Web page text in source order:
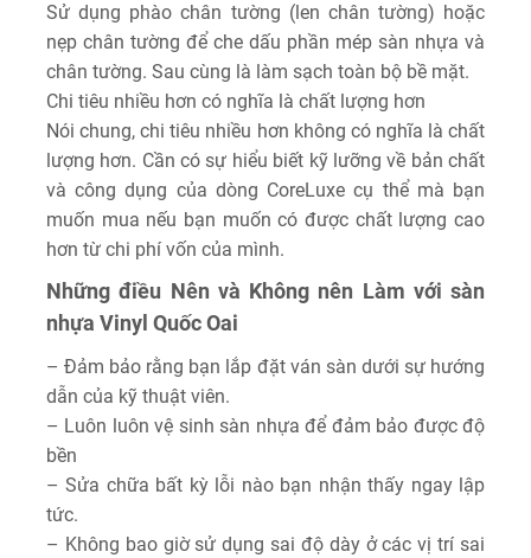
Sử dụng phào chân tường (len chân tường) hoặc
nẹp chân tường để che dấu phần mép sàn nhựa và
chân tường. Sau cùng là làm sạch toàn bộ bề mặt.
Chi tiêu nhiều hơn có nghĩa là chất lượng hơn
Nói chung, chi tiêu nhiều hơn không có nghĩa là chất
lượng hơn. Cần có sự hiểu biết kỹ lưỡng về bản chất
và công dụng của dòng CoreLuxe cụ thể mà bạn
muốn mua nếu bạn muốn có được chất lượng cao
hơn từ chi phí vốn của mình.
Những điều Nên và Không nên Làm với sàn
nhựa Vinyl Quốc Oai
– Đảm bảo rằng bạn lắp đặt ván sàn dưới sự hướng
dẫn của kỹ thuật viên.
– Luôn luôn vệ sinh sàn nhựa để đảm bảo được độ
bền
– Sửa chữa bất kỳ lỗi nào bạn nhận thấy ngay lập
tức.
– Không bao giờ sử dụng sai độ dày ở các vị trí sai